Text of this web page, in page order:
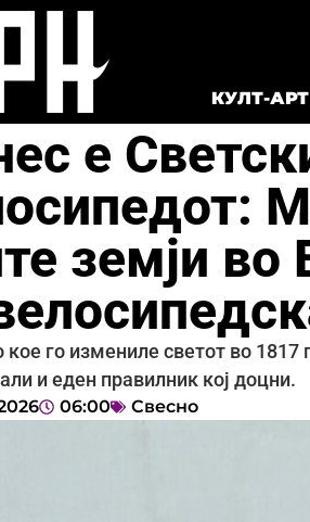
КУЛТ-АРТ
е
земји во
кое го измениле светот во
и еден правилник кој доцни.
06:00 Свесно